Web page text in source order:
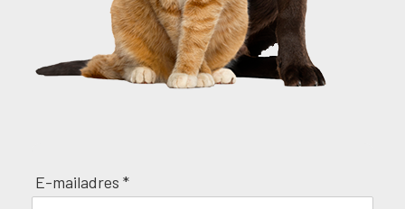
E-mailadres *